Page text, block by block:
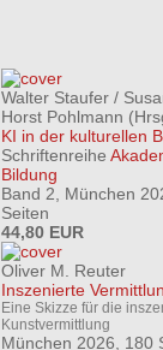
Walter Staufer /
Horst Pohlmann
KI in der kulturellen
Schriftenreihe
Bildung
Band 2, München
Seiten
44,80 EUR
Oliver M. Reuter
Inszenierte
Eine Skizze für die
Kunstvermittlung
München 2026, 180